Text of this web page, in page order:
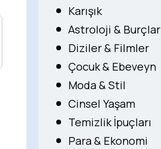
Karışık
Astroloji & Burçlar
Diziler & Filmler
Çocuk & Ebeveyn
Moda & Stil
Cinsel Yaşam
Temizlik İpuçları
Para & Ekonomi